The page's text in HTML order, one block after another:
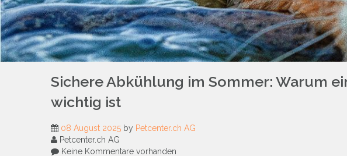
Sichere Abkühlung im Sommer: Warum
wichtig ist
08 August 2025 by Petcenter.ch AG
Petcenter.ch AG
Keine Kommentare vorhanden